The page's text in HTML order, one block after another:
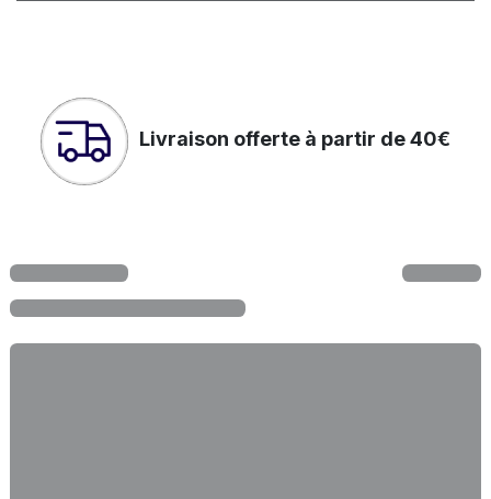
Livraison offerte à partir de 40€